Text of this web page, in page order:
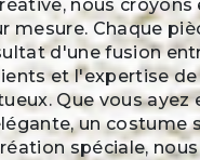
nous croyons
mesure. Chaque
d'une fusion
et l'expertise
Que vous ayez
un costume
spéciale,